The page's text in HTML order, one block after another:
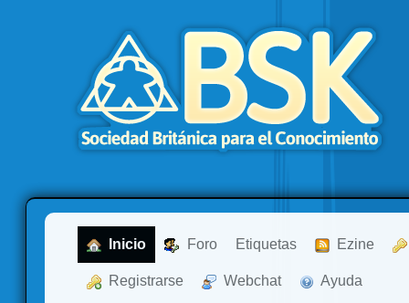
Inicio Foro Etiquetas Ezine
Registrarse Webchat Ayuda